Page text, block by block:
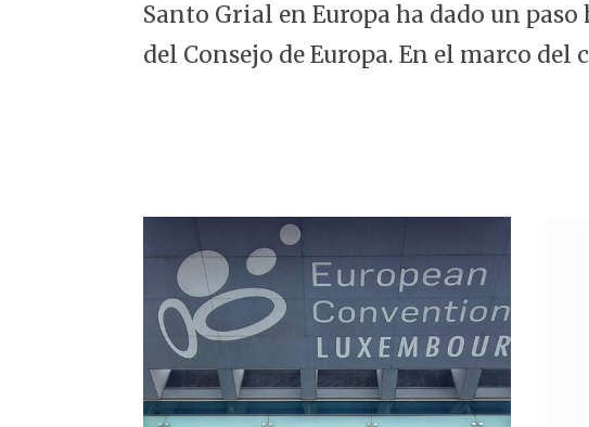
Santo Grial en Europa ha dado un
del Consejo de Europa. En el marco del